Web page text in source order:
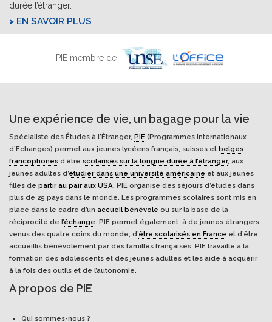
durée l’étranger.
EN SAVOIR PLUS
PIE membre de
Une expérience de vie, un bagage pour la vie
Spécialiste des Études à l'Étranger, PIE (Programmes Internationaux
d’Echanges) permet aux jeunes lycéens français, suisses et belges
francophones d’être scolarisés sur la longue durée à l’étranger, aux
jeunes adultes d’étudier dans une université américaine et aux jeunes
filles de partir au pair aux USA. PIE organise des séjours d’études dans
plus de 25 pays dans le monde. Les programmes scolaires sont mis en
place dans le cadre d’un accueil bénévole ou sur la base de la
réciprocité de l’échange. PIE permet également à de jeunes étrangers,
venus des quatre coins du monde, d’être scolarisés en France et d’être
accueillis bénévolement par des familles françaises. PIE travaille à la
formation des adolescents et des jeunes adultes et les aide à acquérir
à la fois des outils et de l’autonomie.
A propos de PIE
Qui sommes-nous ?